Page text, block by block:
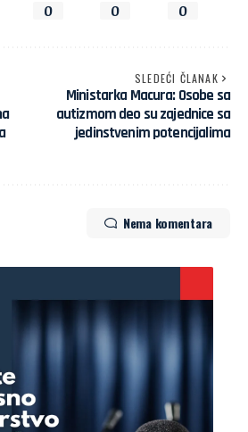
0 0 0
SLEDEĆI ČLANAK
Ministarka Macura: Osobe sa
autizmom deo su zajednice sa
jedinstvenim potencijalima
Nema komentara